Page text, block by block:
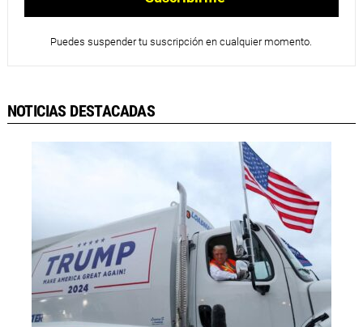
Puedes suspender tu suscripción en cualquier momento.
NOTICIAS DESTACADAS